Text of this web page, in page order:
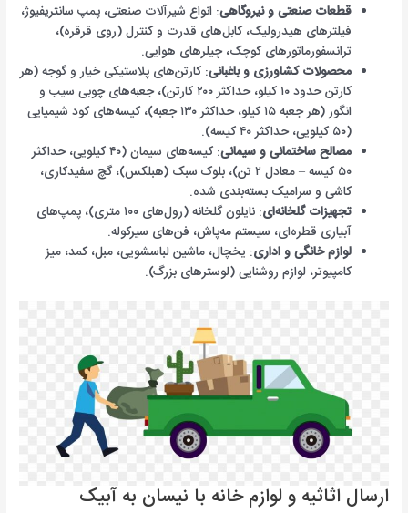
قطعات صنعتی و نیروگاهی: انواع شیرآلات صنعتی، پمپ سانتریفیوژ،
فیلترهای هیدرولیک، کابل‌های قدرت و کنترل (روی قرقره)،
ترانسفورماتورهای کوچک، چیلرهای هوایی.
محصولات کشاورزی و باغبانی: کارتن‌های پلاستیکی خیار و گوجه (هر
کارتن حدود ۱۰ کیلو، حداکثر ۲۰۰ کارتن)، جعبه‌های چوبی سیب و
انگور (هر جعبه ۱۵ کیلو، حداکثر ۱۳۰ جعبه)، کیسه‌های کود شیمیایی
(۵۰ کیلویی، حداکثر ۴۰ کیسه).
مصالح ساختمانی و سیمانی
: کیسه‌های سیمان (۴۰ کیلویی، حداکثر
۵۰ کیسه – معادل ۲ تن)، بلوک سبک (هبلکس)، گچ سفیدکاری،
کاشی و سرامیک بسته‌بندی شده.
تجهیزات گلخانه‌ای
: نایلون گلخانه (رول‌های ۱۰۰ متری)، پمپ‌های
آبیاری قطره‌ای، سیستم مه‌پاش، فن‌های سیرکوله.
لوازم خانگی و اداری: یخچال، ماشین لباسشویی، مبل، کمد، میز
کامپیوتر، لوازم روشنایی (لوسترهای بزرگ).
ارسال اثاثیه و لوازم خانه با نیسان به آبیک